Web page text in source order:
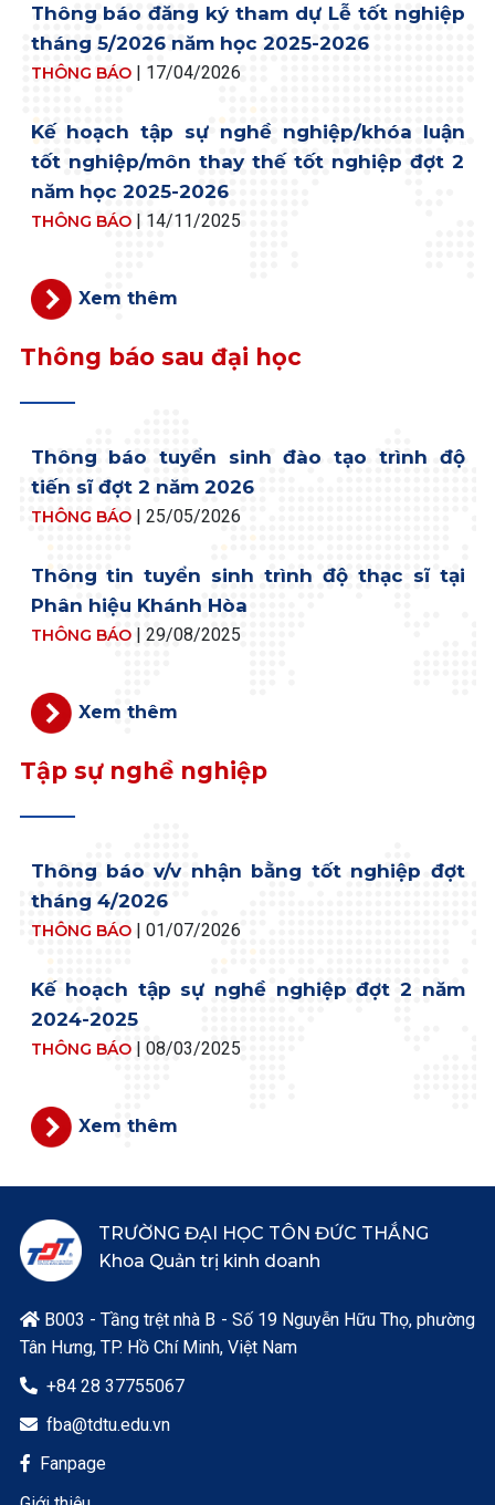
Thông báo đăng ký tham dự Lễ tốt nghiệp
tháng 5/2026 năm học 2025-2026
THÔNG BÁO | 17/04/2026
Kế hoạch tập sự nghề nghiệp/khóa luận
tốt nghiệp/môn thay thế tốt nghiệp đợt 2
năm học 2025-2026
THÔNG BÁO | 14/11/2025
Xem thêm
Thông báo sau đại học
Thông báo tuyển sinh đào tạo trình độ
tiến sĩ đợt 2 năm 2026
THÔNG BÁO | 25/05/2026
Thông tin tuyển sinh trình độ thạc sĩ tại
Phân hiệu Khánh Hòa
THÔNG BÁO | 29/08/2025
Xem thêm
Tập sự nghề nghiệp
Thông báo v/v nhận bằng tốt nghiệp đợt
tháng 4/2026
THÔNG BÁO | 01/07/2026
Kế hoạch tập sự nghề nghiệp đợt 2 năm
2024-2025
THÔNG BÁO | 08/03/2025
Xem thêm
TRƯỜNG ĐẠI HỌC TÔN ĐỨC THẮNG
Khoa Quản trị kinh doanh
B003 - Tầng trệt nhà B - Số 19 Nguyễn Hữu Thọ, phường
Tân Hưng, TP. Hồ Chí Minh, Việt Nam
 +84 28 37755067
 fba@tdtu.edu.vn
 Fanpage